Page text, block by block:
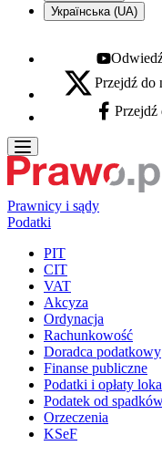
Українська (UA)
Youtube -
X - otwiera się w
Przejdź do
Facebook -
Przejdź
Prawnicy i sądy
Podatki
PIT
CIT
VAT
Akcyza
Ordynacja
Rachunkowość
Doradca podatkowy
Finanse publiczne
Podatki i opłaty
Podatek od
Orzeczenia
KSeF